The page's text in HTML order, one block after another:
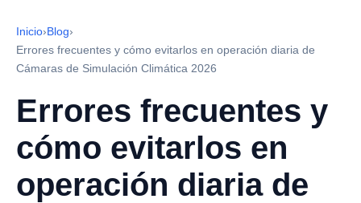
Inicio›Blog›
Errores frecuentes y cómo evitarlos en operación diaria de
Cámaras de Simulación Climática 2026
Errores frecuentes y
cómo evitarlos en
operación diaria de